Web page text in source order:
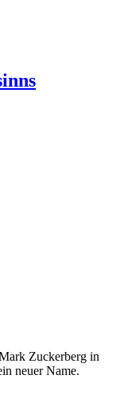
Zuckerberg in
neuer Name.